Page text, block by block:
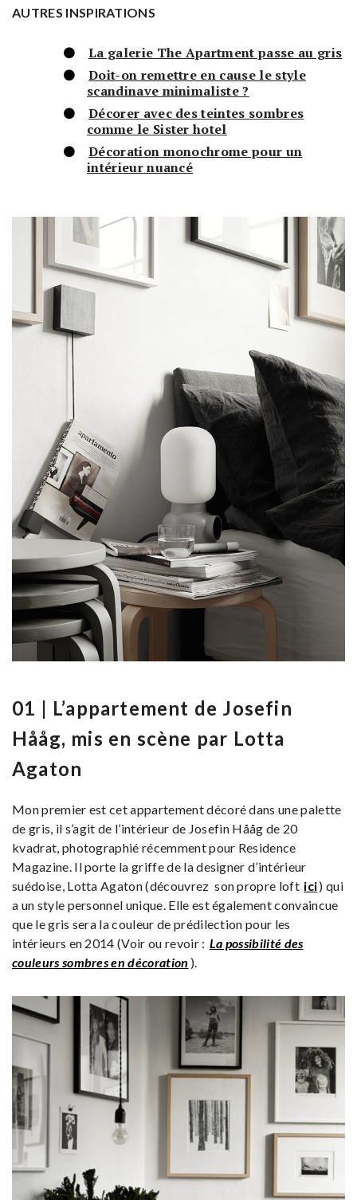
AUTRES INSPIRATIONS
La galerie The Apartment passe au gris
Doit-on remettre en cause le style
scandinave minimaliste ?
Décorer avec des teintes sombres
comme le Sister hotel
Décoration monochrome pour un
intérieur nuancé
01 | L’appartement de Josefin
Hååg, mis en scène par Lotta
Agaton
Mon premier est cet appartement décoré dans une palette
de gris, il s’agit de l’intérieur de Josefin Hååg de 20
kvadrat, photographié récemment pour Residence
Magazine. Il porte la griffe de la designer d’intérieur
suédoise, Lotta Agaton (découvrez son propre loft ici) qui
a un style personnel unique. Elle est également convaincue
que le gris sera la couleur de prédilection pour les
intérieurs en 2014 (Voir ou revoir : La possibilité des
couleurs sombres en décoration ).